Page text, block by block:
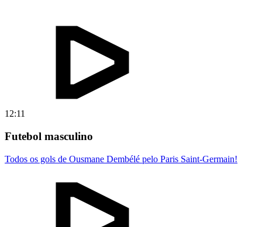
12:11
Futebol masculino
Todos os gols de Ousmane Dembélé pelo Paris Saint-Germain!